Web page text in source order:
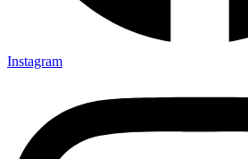
Instagram